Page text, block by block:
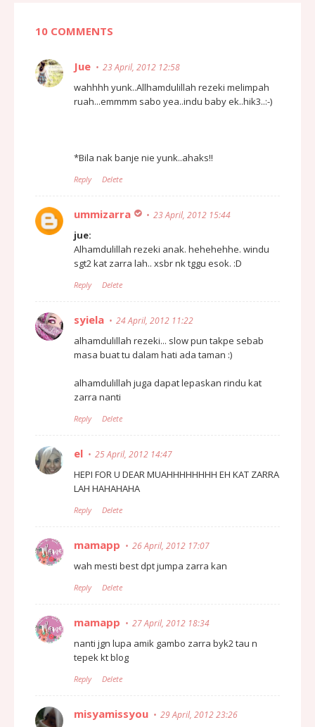
10 COMMENTS
Jue 23 April, 2012 12:58
wahhhh yunk..Allhamdulillah rezeki melimpah
ruah...emmmm sabo yea..indu baby ek..hik3..:-)
*Bila nak banje nie yunk..ahaks!!
Reply Delete
ummizarra 23 April, 2012 15:44
jue:
Alhamdulillah rezeki anak. hehehehhe. windu
sgt2 kat zarra lah.. xsbr nk tggu esok. :D
Reply Delete
syiela 24 April, 2012 11:22
alhamdulillah rezeki... slow pun takpe sebab
masa buat tu dalam hati ada taman :)
alhamdulillah juga dapat lepaskan rindu kat
zarra nanti
Reply Delete
el 25 April, 2012 14:47
HEPI FOR U DEAR MUAHHHHHHHH EH KAT ZARRA
LAH HAHAHAHA
Reply Delete
mamapp 26 April, 2012 17:07
wah mesti best dpt jumpa zarra kan
Reply Delete
mamapp 27 April, 2012 18:34
nanti jgn lupa amik gambo zarra byk2 tau n
tepek kt blog
Reply Delete
misyamissyou 29 April, 2012 23:26